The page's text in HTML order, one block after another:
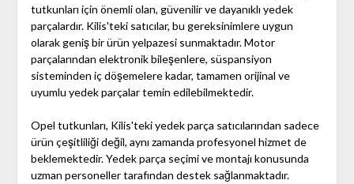
tutkunları için önemli olan, güvenilir ve dayanıklı yedek
parçalardır. Kilis'teki satıcılar, bu gereksinimlere uygun
olarak geniş bir ürün yelpazesi sunmaktadır. Motor
parçalarından elektronik bileşenlere, süspansiyon
sisteminden iç döşemelere kadar, tamamen orijinal ve
uyumlu yedek parçalar temin edilebilmektedir.
Opel tutkunları, Kilis'teki yedek parça satıcılarından sadece
ürün çeşitliliği değil, aynı zamanda profesyonel hizmet de
beklemektedir. Yedek parça seçimi ve montajı konusunda
uzman personeller tarafından destek sağlanmaktadır.